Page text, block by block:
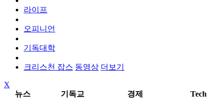
라이프
오피니언
기독대학
크리스천 잡스 동영상 더보기
X
뉴스
기독교 경제 Tech